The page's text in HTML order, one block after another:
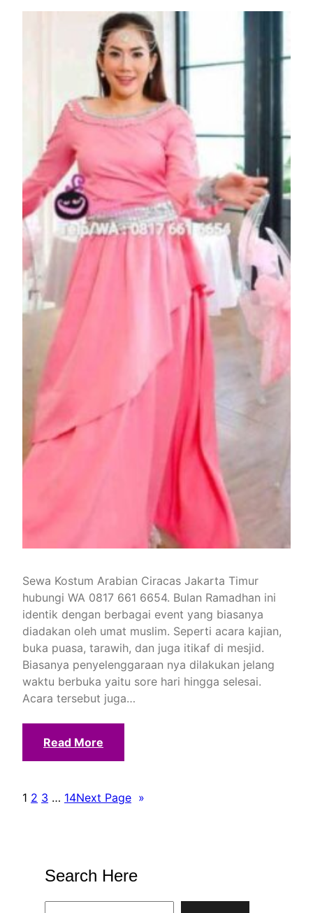
Sewa Kostum Arabian Ciracas Jakarta Timur
hubungi WA 0817 661 6654. Bulan Ramadhan ini
identik dengan berbagai event yang biasanya
diadakan oleh umat muslim. Seperti acara kajian,
buka puasa, tarawih, dan juga itikaf di mesjid.
Biasanya penyelenggaraan nya dilakukan jelang
waktu berbuka yaitu sore hari hingga selesai.
Acara tersebut juga…
Read More
1 2 3 … 14Next Page »
Search Here